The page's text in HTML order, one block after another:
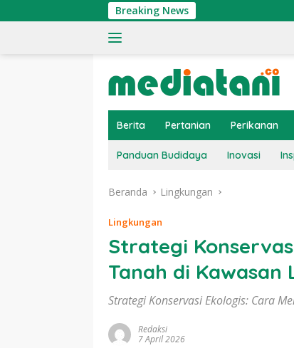
ke
Breaking News
Berita Pertanian Perikanan
Panduan Budidaya Inovasi
Beranda Lingkungan
Lingkungan
Strategi
Tanah di Kawasan
Strategi Konservasi Ekologis: Cara
Redaksi
7 April 2026